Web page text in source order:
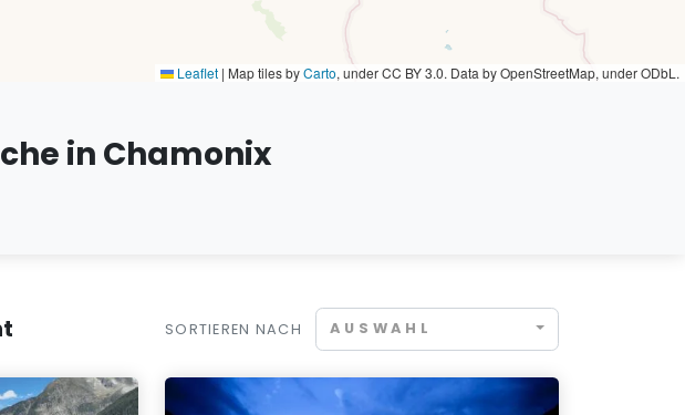
Leaflet | Map tiles byCarto, under CC BY 3.0. Data by OpenStreetMap, under ODbL.
in Chamonix
SORTIEREN NACH AUSWAHL